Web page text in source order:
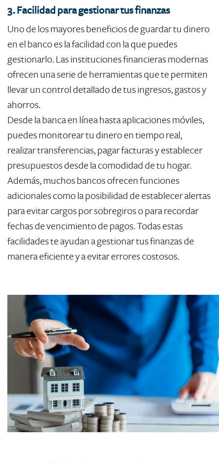
3. Facilidad para gestionar tus finanzas
Uno de los mayores beneficios de guardar tu dinero
en el banco es la facilidad con la que puedes
gestionarlo. Las instituciones financieras modernas
ofrecen una serie de herramientas que te permiten
llevar un control detallado de tus ingresos, gastos y
ahorros.
Desde la banca en línea hasta aplicaciones móviles,
puedes monitorear tu dinero en tiempo real,
realizar transferencias, pagar facturas y establecer
presupuestos desde la comodidad de tu hogar.
Además, muchos bancos ofrecen funciones
adicionales como la posibilidad de establecer alertas
para evitar cargos por sobregiros o para recordar
fechas de vencimiento de pagos. Todas estas
facilidades te ayudan a gestionar tus finanzas de
manera eficiente y a evitar errores costosos.